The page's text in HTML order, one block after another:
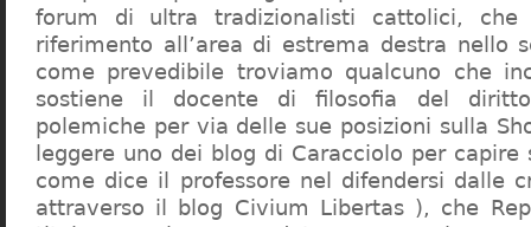
forum di ultra tradizionalisti cattolici,
riferimento all’area di estrema destra nello
come prevedibile troviamo qualcuno che
sostiene il docente di filosofia del
polemiche per via delle sue posizioni sulla
leggere uno dei blog di Caracciolo per
come dice il professore nel difendersi dalle
attraverso il blog Civium Libertas ), che